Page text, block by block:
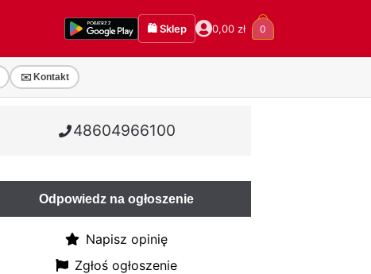
🛍️ Sklep 0,00 zł 0
✉️ Kontakt
48604966100
Odpowiedz na ogłoszenie
Napisz opinię
Zgłoś ogłoszenie